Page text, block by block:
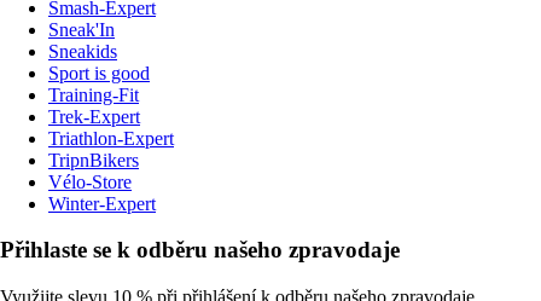
Smash-Expert
Sneak'In
Sneakids
Sport is good
Training-Fit
Trek-Expert
Triathlon-Expert
TripnBikers
Vélo-Store
Winter-Expert
Přihlaste se k odběru našeho zpravodaje